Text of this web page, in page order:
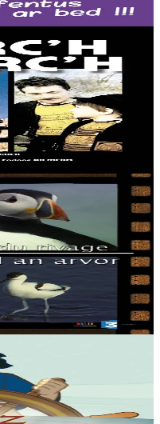
enfance en Bretagne, de
mère qui l'a élevé, de son
et de scènes
d’oiseaux qui présentent le